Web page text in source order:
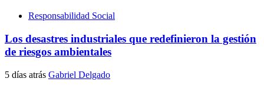
Responsabilidad Social
Los desastres industriales que redefinieron la gestión
de riesgos ambientales
5 días atrás Gabriel Delgado